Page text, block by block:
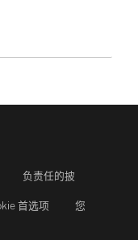
负责任的披
首选项 您